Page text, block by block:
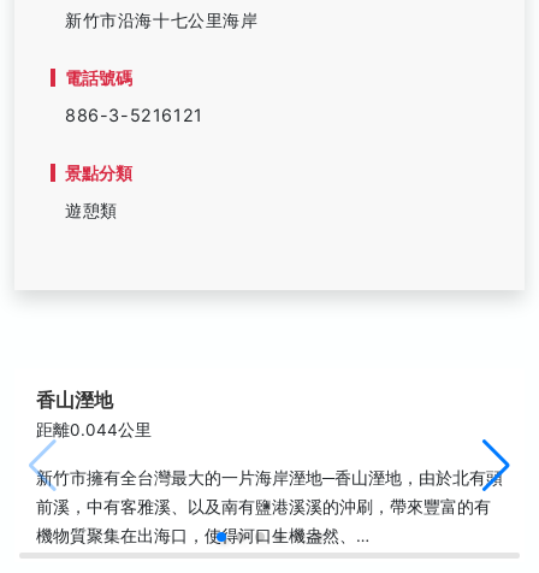
新竹市沿海十七公里海岸
電話號碼
886-3-5216121
景點分類
遊憩類
香山溼地
距離0.044公里
新竹市擁有全台灣最大的一片海岸溼地─香山溼地，由於北有頭
前溪，中有客雅溪、以及南有鹽港溪溪的沖刷，帶來豐富的有
機物質聚集在出海口，使得河口生機盎然、…